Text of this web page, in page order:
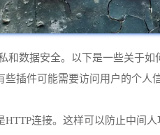
数据安全。以下是一些关于如
插件可能需要访问用户的个
连接。这样可以防止中间